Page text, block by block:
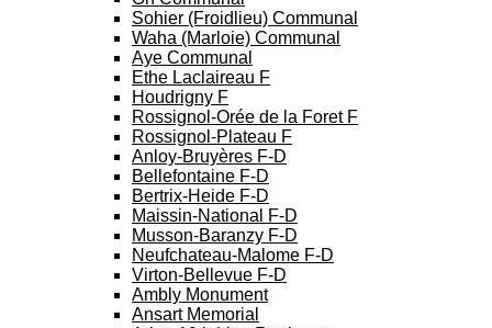
Sohier (Froidlieu) Communal
Waha (Marloie) Communal
Aye Communal
Ethe Laclaireau F
Houdrigny F
Rossignol-Orée de la Foret F
Rossignol-Plateau F
Anloy-Bruyères F-D
Bellefontaine F-D
Bertrix-Heide F-D
Maissin-National F-D
Musson-Baranzy F-D
Neufchateau-Malome F-D
Virton-Bellevue F-D
Ambly Monument
Ansart Memorial